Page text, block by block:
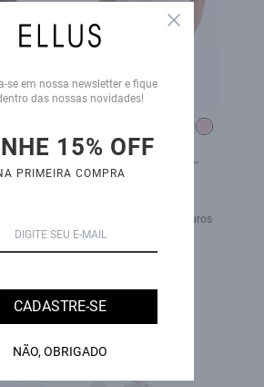
Ellus
juros
T-Shirt Washed
Caipirinha Blush
2X de R$ 149,00 sem juros
Close
se em nossa newsletter e fique
das nossas novidades!
15% OFF
PRIMEIRA COMPRA
CADASTRE-SE
NÃO, OBRIGADO